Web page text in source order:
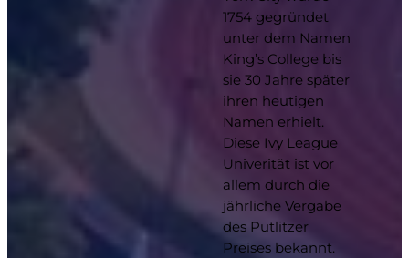
1754 gegründet
unter dem Namen
King’s College bis
sie 30 Jahre später
ihren heutigen
Namen erhielt.
Diese Ivy League
Univerität ist vor
allem durch die
jährliche Vergabe
des Putlitzer
Preises bekannt.